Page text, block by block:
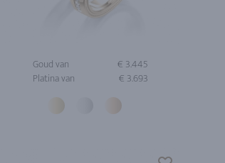
Goud van
€ 3.445
Platina van
€ 3.693